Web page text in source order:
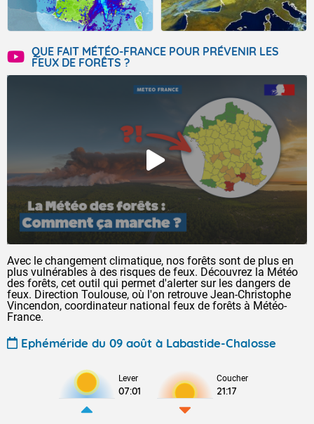
QUE FAIT MÉTÉO-FRANCE POUR PRÉVENIR LES
FEUX DE FORÊTS ?
Avec le changement climatique, nos forêts sont de plus en
plus vulnérables à des risques de feux. Découvrez la Météo
des forêts, cet outil qui permet d'alerter sur les dangers de
feux. Direction Toulouse, où l'on retrouve Jean-Christophe
Vincendon, coordinateur national feux de forêts à Météo-
France.
Ephéméride du 09 août à Labastide-Chalosse
Lever
07:01
Coucher
21:17